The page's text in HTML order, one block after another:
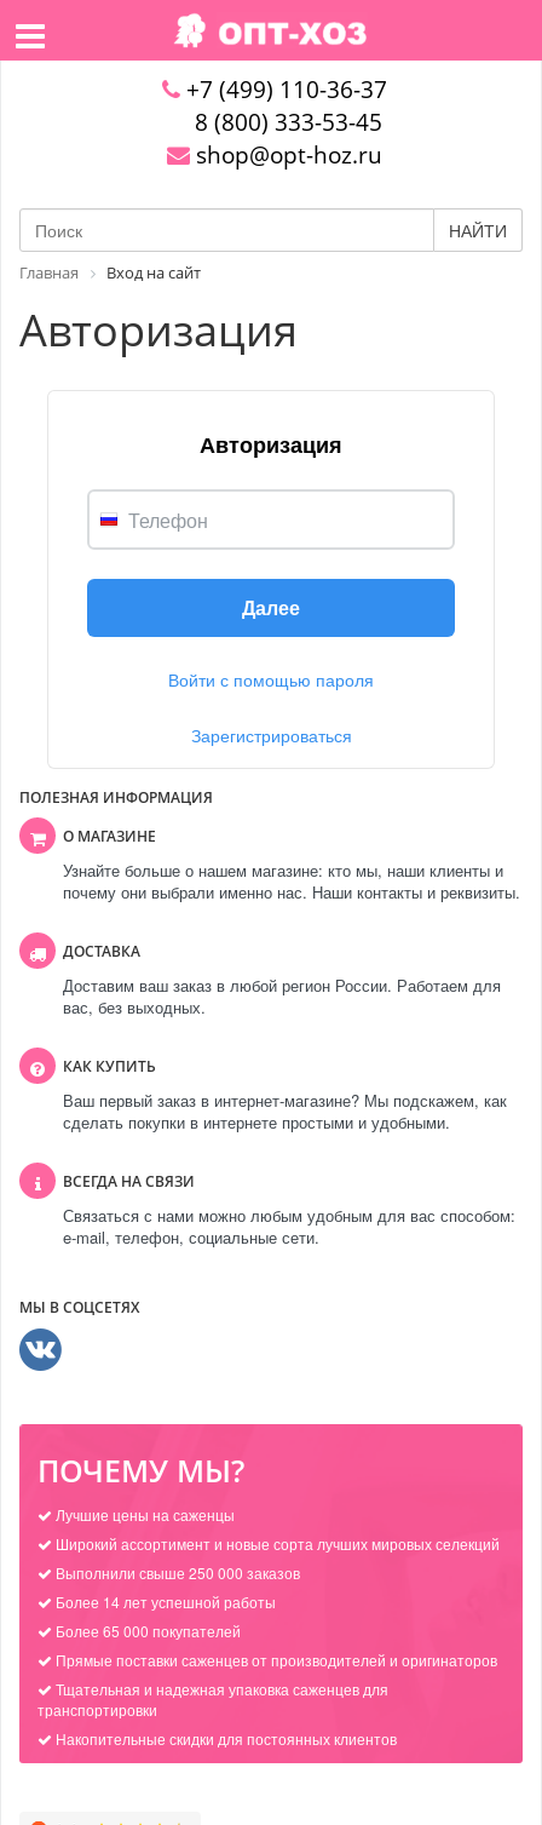
+7 (499) 110-36-37
8 (800) 333-53-45
shop@opt-hoz.ru
НАЙТИ
Главная Вход на сайт
Авторизация
Авторизация
Телефон
Далее
Войти с помощью пароля
Зарегистрироваться
ПОЛЕЗНАЯ ИНФОРМАЦИЯ
О МАГАЗИНЕ
Узнайте больше о нашем магазине: кто мы, наши клиенты и
почему они выбрали именно нас. Наши контакты и реквизиты.
ДОСТАВКА
Доставим ваш заказ в любой регион России. Работаем для
вас, без выходных.
КАК КУПИТЬ
Ваш первый заказ в интернет-магазине? Мы подскажем, как
сделать покупки в интернете простыми и удобными.
ВСЕГДА НА СВЯЗИ
Связаться с нами можно любым удобным для вас способом:
e-mail, телефон, социальные сети.
МЫ В СОЦСЕТЯХ
ПОЧЕМУ МЫ?
Лучшие цены на саженцы
Широкий ассортимент и новые сорта лучших мировых селекций
Выполнили свыше 250 000 заказов
Более 14 лет успешной работы
Более 65 000 покупателей
Прямые поставки саженцев от производителей и оригинаторов
Тщательная и надежная упаковка саженцев для
транспортировки
Накопительные скидки для постоянных клиентов